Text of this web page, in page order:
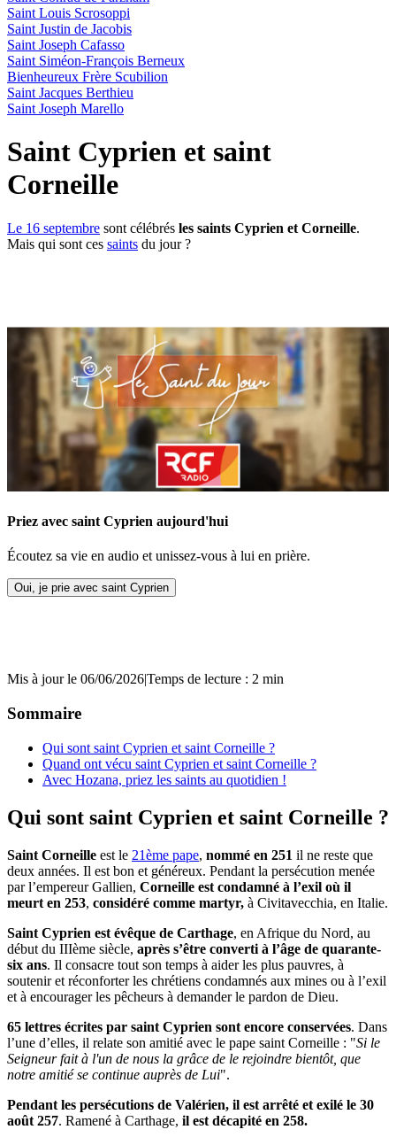
Saint Louis Scrosoppi
Saint Justin de Jacobis
Saint Joseph Cafasso
Saint Siméon-François Berneux
Bienheureux Frère Scubilion
Saint Jacques Berthieu
Saint Joseph Marello
Saint Cyprien et saint
Corneille
Le 16 septembre sont célébrés les saints Cyprien et Corneille.
Mais qui sont ces saints du jour ?
Priez avec saint Cyprien aujourd'hui
Écoutez sa vie en audio et unissez-vous à lui en prière.
Oui, je prie avec saint Cyprien
Mis à jour le 06/06/2026|Temps de lecture : 2 min
Sommaire
Qui sont saint Cyprien et saint Corneille ?
Quand ont vécu saint Cyprien et saint Corneille ?
Avec Hozana, priez les saints au quotidien !
Qui sont saint Cyprien et saint Corneille ?
Saint Corneille est le 21ème pape, nommé en 251 il ne reste que
deux années. Il est bon et généreux. Pendant la persécution menée
par l’empereur Gallien, Corneille est condamné à l’exil où il
meurt en 253, considéré comme martyr, à Civitavecchia, en Italie.
Saint Cyprien est évêque de Carthage, en Afrique du Nord, au
début du IIIème siècle, après s’être converti à l’âge de quarante-
six ans. Il consacre tout son temps à aider les plus pauvres, à
soutenir et réconforter les chrétiens condamnés aux mines ou à l’exil
et à encourager les pêcheurs à demander le pardon de Dieu.
65 lettres écrites par saint Cyprien sont encore conservées. Dans
l’une d’elles, il relate son amitié avec le pape saint Corneille : "Si le
Seigneur fait à l'un de nous la grâce de le rejoindre bientôt, que
notre amitié se continue auprès de Lui".
Pendant les persécutions de Valérien, il est arrêté et exilé le 30
août 257. Ramené à Carthage, il est décapité en 258.